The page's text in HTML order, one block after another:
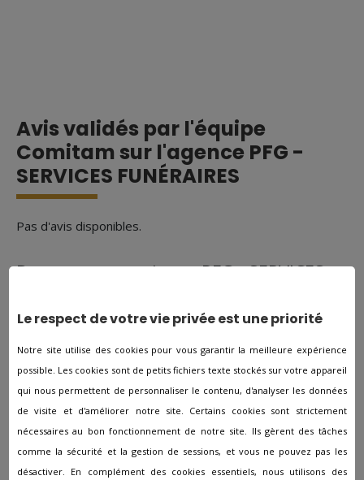
Avis validés par l'équipe
Comitam sur l'agence PFG -
SERVICES FUNÉRAIRES
Pas d'avis disponibles.
Donnez votre avis sur PFG - SERVICES
Nom
Courriel
Votre note concernant l'accueil
Votre note concernant votre prise en charge
Le respect de votre vie privée est une priorité
Notre site utilise des cookies pour vous garantir la meilleure expérience
possible. Les cookies sont de petits fichiers texte stockés sur votre appareil
qui nous permettent de personnaliser le contenu, d'analyser les données
de visite et d'améliorer notre site. Certains cookies sont strictement
nécessaires au bon fonctionnement de notre site. Ils gèrent des tâches
comme la sécurité et la gestion de sessions, et vous ne pouvez pas les
désactiver. En complément des cookies essentiels, nous utilisons des